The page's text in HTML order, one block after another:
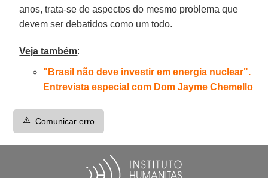
anos, trata-se de aspectos do mesmo problema que
devem ser debatidos como um todo.
Veja também:
"Brasil não deve investir em energia nuclear".
Entrevista especial com Dom Jayme Chemello
⚠️ Comunicar erro